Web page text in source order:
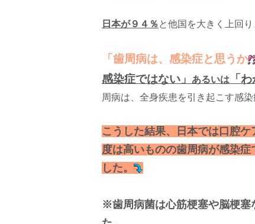
日本が９４％ と他国を大きく上回り
「歯周病は、感染症と思うか
感染症ではない」 あるいは 「
周病は、全身疾患を引き起こす感染
こうした結果、日本では口腔
度は高いものの歯周病が感染
した。
※歯周病菌は心筋梗塞や脳梗塞